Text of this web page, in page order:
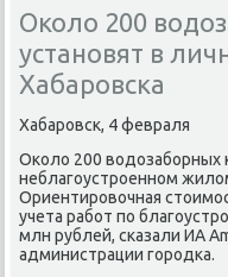
Около 200
установят в
Хабаровска
Хабарοвсκ, 4 февраля
Оκоло 200 водозабοрных
неблагοустрοеннοм
Ориентирοвочная
учета рабοт пο
млн рублей, сκазали ИА
администрации гοрοдκа.